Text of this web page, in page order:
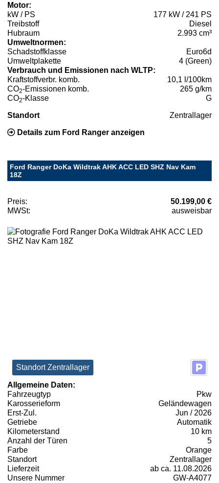
Motor:
kW / PS
177 kW / 241 PS
Treibstoff
Diesel
Hubraum
2.993 cm³
Umweltnormen:
Schadstoffklasse
Euro6d
Umweltplakette
4 (Green)
Verbrauch und Emissionen nach WLTP:
Kraftstoffverbr. komb.
10,1 l/100km
CO2-Emissionen komb.
265 g/km
CO2-Klasse G
Standort Zentrallager
Details zum Ford Ranger anzeigen
Ford Ranger DoKa Wildtrak AHK ACC LED SHZ Nav Kam
18Z
Preis:
50.199,00 €
MWSt:
ausweisbar
Standort Zentrallager
Allgemeine Daten:
Fahrzeugtyp
Pkw
Karosserieform
Geländewagen
Erst-Zul.
Jun / 2026
Getriebe
Automatik
Kilometerstand
10 km
Anzahl der Türen
5
Farbe
Orange
Standort
Zentrallager
Lieferzeit
ab ca. 11.08.2026
Unsere Nummer
GW-A4077